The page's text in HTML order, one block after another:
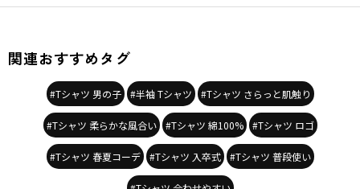
関連おすすめタグ
#Tシャツ 男の子 #半袖 Tシャツ #Tシャツ さらっと肌触り
#Tシャツ 柔らかな風合い #Tシャツ 綿100% #Tシャツ ロゴ
#Tシャツ 春夏コーデ #Tシャツ 入卒式 #Tシャツ 普段使い